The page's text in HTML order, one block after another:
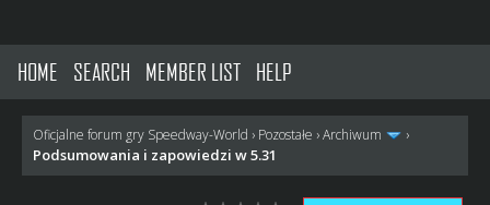
HOME SEARCH MEMBER LIST HELP
Oficjalne forum gry Speedway-World › Pozostałe ›Archiwum ›
Podsumowania i zapowiedzi w 5.31